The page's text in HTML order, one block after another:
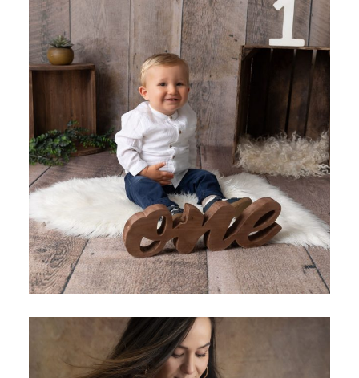
SHOOTING PHOTO 1 AN – STUDIO LISE TRÉMENT –
ENGHIEN LES BAINS